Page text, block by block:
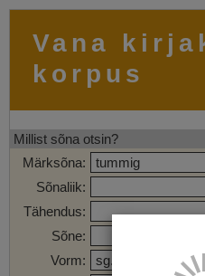
Vana
korpus
Millist sõna otsin?
Märksõna:
Sõnaliik:
Tähendus:
Sõne:
Vorm: